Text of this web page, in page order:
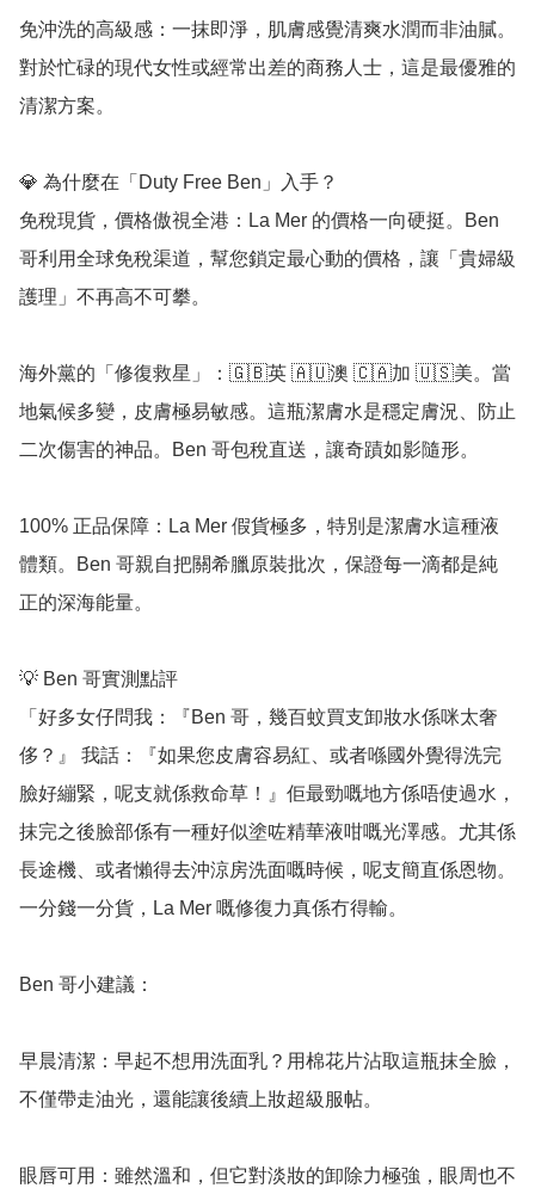
免沖洗的高級感：一抹即淨，肌膚感覺清爽水潤而非油膩。
對於忙碌的現代女性或經常出差的商務人士，這是最優雅的
清潔方案。
💎 為什麼在「Duty Free Ben」入手？
免稅現貨，價格傲視全港：La Mer 的價格一向硬挺。Ben
哥利用全球免稅渠道，幫您鎖定最心動的價格，讓「貴婦級
護理」不再高不可攀。
海外黨的「修復救星」：🇬🇧英 🇦🇺澳 🇨🇦加 🇺🇸美。當
地氣候多變，皮膚極易敏感。這瓶潔膚水是穩定膚況、防止
二次傷害的神品。Ben 哥包稅直送，讓奇蹟如影隨形。
100% 正品保障：La Mer 假貨極多，特別是潔膚水這種液
體類。Ben 哥親自把關希臘原裝批次，保證每一滴都是純
正的深海能量。
💡 Ben 哥實測點評
「好多女仔問我：『Ben 哥，幾百蚊買支卸妝水係咪太奢
侈？』 我話：『如果您皮膚容易紅、或者喺國外覺得洗完
臉好繃緊，呢支就係救命草！』佢最勁嘅地方係唔使過水，
抹完之後臉部係有一種好似塗咗精華液咁嘅光澤感。尤其係
長途機、或者懶得去沖涼房洗面嘅時候，呢支簡直係恩物。
一分錢一分貨，La Mer 嘅修復力真係冇得輸。
Ben 哥小建議：
早晨清潔：早起不想用洗面乳？用棉花片沾取這瓶抹全臉，
不僅帶走油光，還能讓後續上妝超級服帖。
眼唇可用：雖然溫和，但它對淡妝的卸除力極強，眼周也不